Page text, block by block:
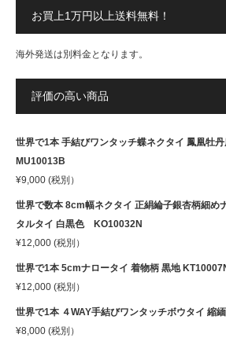
お買上1万円以上送料無料！
海外発送は別料金となります。
評価の高い商品
世界で1本 手結びワンタッチ蝶ネクタイ 鳳凰牡
MU10013B
¥9,000 (税別）
世界で数本 8cm幅ネクタイ 正絹綸子銀杏柄細め
タルタイ 白黒色 KO10032N
¥12,000 (税別）
世界で1本 5cmナロータイ 着物柄 黒地
¥12,000 (税別）
世界で1本 ４WAY手結びワンタッチボウタイ 縮
¥8,000 (税別）